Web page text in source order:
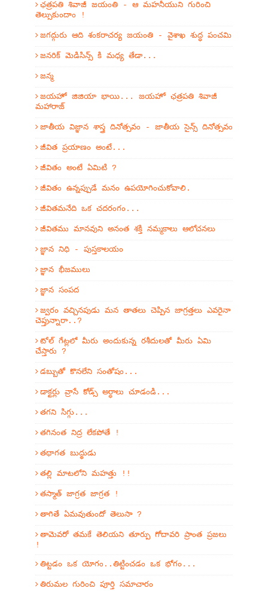
ఛత్రపతి శివాజీ జయంతి - ఆ మహనీయుని గురించి
తెల్సుకుందాం !
జగద్గురు ఆది శంకరాచర్య జయంతి - వైశాఖ శుద్ధ పంచమి
జనరిక్ మెడిసిన్స్ కి మధ్య తేడా...
జన్మ
జయహో జిజియా భాయి... జయహో ఛత్రపతి శివాజీ
మహారాజ్
జాతీయ విజ్ఞాన శాస్త్ర దినోత్సవం - జాతీయ సైన్స్ దినోత్సవం
జీవిత ప్రయాణం అంటే...
జీవితం అంటే ఏమిటి ?
జీవితం ఉన్నప్పుడే మనం ఉపయోగించుకోవాలి.
జీవితమనేది ఒక చదరంగం...
జీవితము మానవుని అనంత శక్తి నమ్మకాలు ఆలోచనలు
జ్ఞాన నిధి - పుస్తకాలయం
జ్ఞాన భీజములు
జ్ఞాన సంపద
జ్వరం వచ్చినపుడు మన తాతలు చెప్పిన జాగ్రత్తలు ఎవరైనా
చెప్తున్నారా..?
టోల్ గేట్లలో మీరు అందుకున్న రశీదులతో మీరు ఏమి
చేస్తారు ?
డబ్బుతో కొనలేని సంతోషం...
డాక్టర్లు వ్రాసే కోడ్స్ అర్ధాలు చూడండి...
తగని సిగ్గు...
తగినంత నిద్ర లేకపోతే !
తథాగత బుద్థుడు
తల్లి మాటలోని మహత్తు !!
తస్మాత్ జాగ్రత జాగ్రత !
తాగితే ఏమవుతుందో తెలుసా ?
తామెవరో తమకే తెలియని తూర్పు గోదావరి ప్రాంత ప్రజలు
!
తిట్టడం ఒక యోగం..తిట్టించడం ఒక భోగం...
తిరుమల గురించి పూర్తి సమాచారం